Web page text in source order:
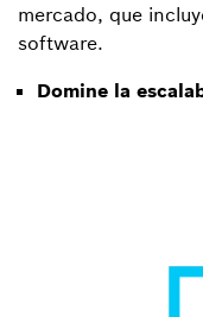
mercado, que
software.
Domine la